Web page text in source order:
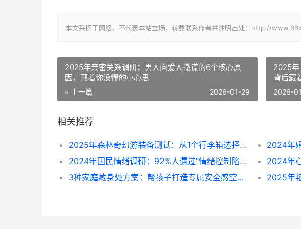
本文采摘于网络，不代表本站立场，转载联系作者并注明出处：http://
2025年亲密关系调研：男人向爱人撒谎的6个核心原
因，藏着你没懂的小心思
« 上一篇 2026-01-29
2025年
背后藏
2026-
相关推荐
2025年森林奇幻游装备测试：从1个行李箱选择看你潜在魅力深度
2024年国民情绪调研：92%人遇过“情绪控制陷阱”，3个方法跳出“堵情绪”怪圈
3种家庭藏身处方案：帮孩子打造专属安全感空间（2024亲子空间设计参考）